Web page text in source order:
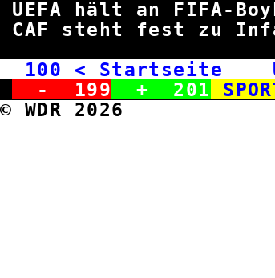
UEFA hält an FIFA-
CAF steht fest zu
100 < Startseite
- 199 + 201
© WDR 2026